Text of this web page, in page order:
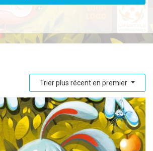
Trier plus récent en premier